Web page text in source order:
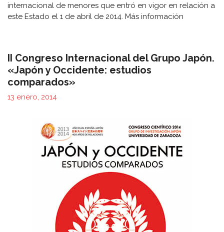
internacional de menores que entró en vigor en relación a
este Estado el 1 de abril de 2014. Más información
II Congreso Internacional del Grupo Japón.
«Japón y Occidente: estudios
comparados»
13 enero, 2014